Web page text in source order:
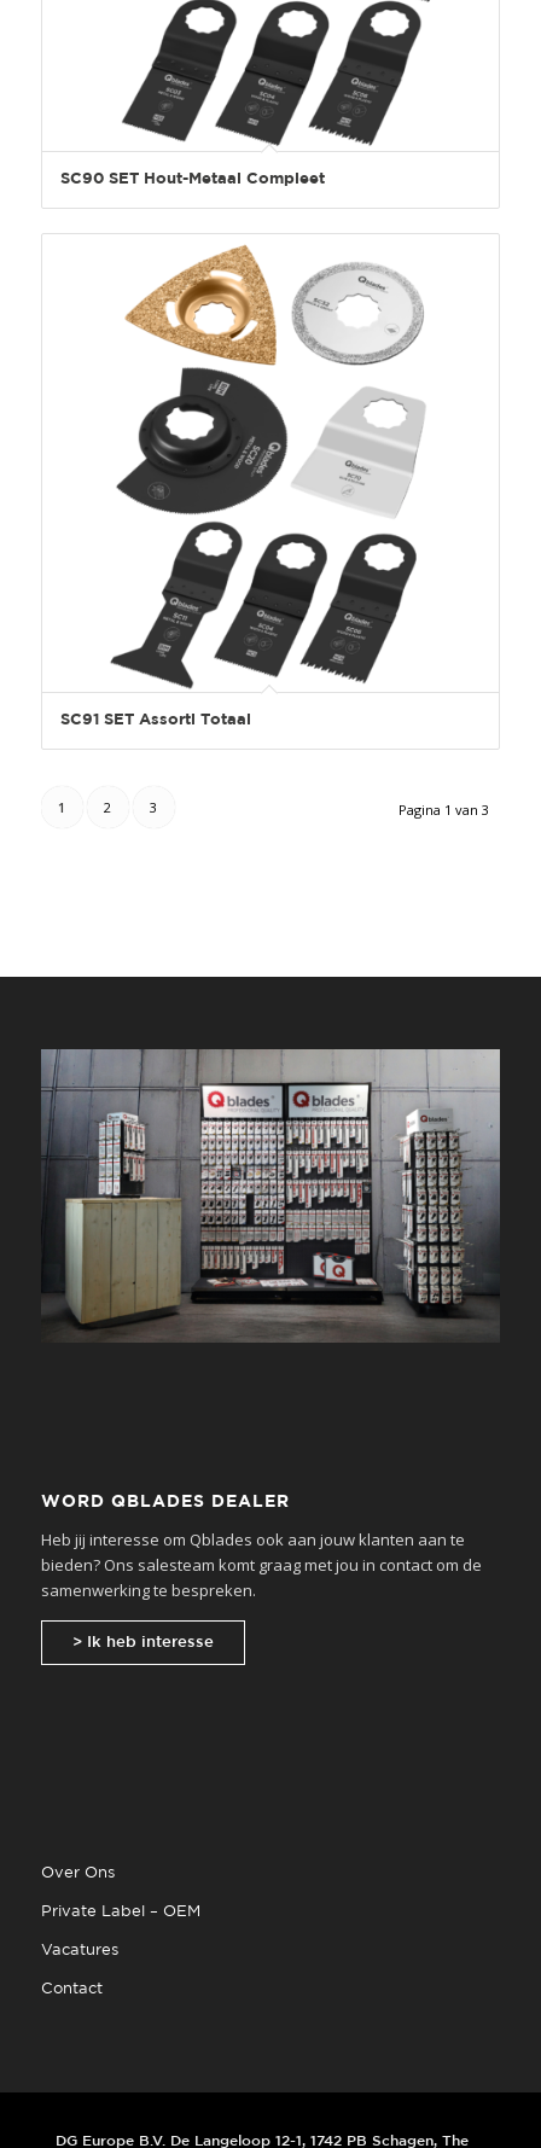
SC90 SET Hout-Metaal Compleet
SC91 SET Assorti Totaal
Pagina 1 van 3
1 2 3
WORD QBLADES DEALER
Heb jij interesse om Qblades ook aan jouw klanten aan te
bieden? Ons salesteam komt graag met jou in contact om de
samenwerking te bespreken.
> Ik heb interesse
Over Ons
Private Label – OEM
Vacatures
Contact
DG Europe B.V. De Langeloop 12-1, 1742 PB Schagen, The